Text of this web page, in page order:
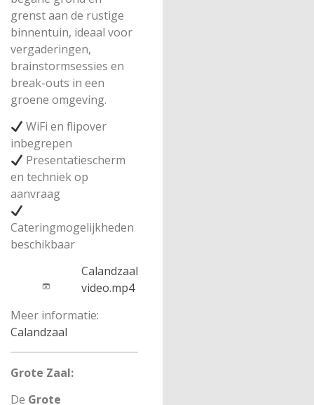
grenst aan de rustige
binnentuin, ideaal voor
vergaderingen,
brainstormsessies en
break-outs in een
groene omgeving.
WiFi en flipover
inbegrepen
Presentatiescherm
en techniek op
aanvraag
Cateringmogelijkheden
beschikbaar
Calandzaal
video.mp4
Meer informatie:
Calandzaal
Grote Zaal:
De Grote